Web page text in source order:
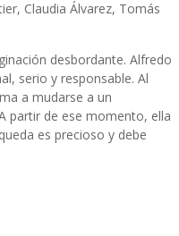
Claudia Álvarez, Tomás
desbordante. Alfredo
serio y responsable. Al
a mudarse a un
partir de ese momento, ella
es precioso y debe